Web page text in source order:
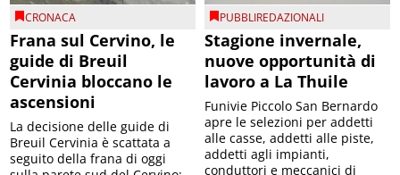
CRONACA
Frana sul Cervino, le
guide di Breuil
Cervinia bloccano le
ascensioni
La decisione delle guide di
Breuil Cervinia è scattata a
seguito della frana di oggi
PUBBLIREDAZIONALI
Stagione invernale,
nuove opportunità di
lavoro a La Thuile
Funivie Piccolo San Bernardo
apre le selezioni per addetti
alle casse, addetti alle piste,
addetti agli impianti,
conduttori e meccanici di